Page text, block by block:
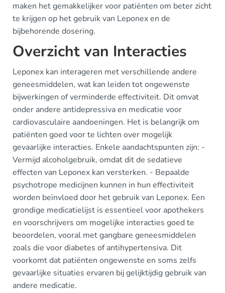
maken het gemakkelijker voor patiënten om beter zicht
te krijgen op het gebruik van Leponex en de
bijbehorende dosering.
Overzicht van Interacties
Leponex kan interageren met verschillende andere
geneesmiddelen, wat kan leiden tot ongewenste
bijwerkingen of verminderde effectiviteit. Dit omvat
onder andere antidepressiva en medicatie voor
cardiovasculaire aandoeningen. Het is belangrijk om
patiënten goed voor te lichten over mogelijk
gevaarlijke interacties. Enkele aandachtspunten zijn: -
Vermijd alcoholgebruik, omdat dit de sedatieve
effecten van Leponex kan versterken. - Bepaalde
psychotrope medicijnen kunnen in hun effectiviteit
worden beïnvloed door het gebruik van Leponex. Een
grondige medicatielijst is essentieel voor apothekers
en voorschrijvers om mogelijke interacties goed te
beoordelen, vooral met gangbare geneesmiddelen
zoals die voor diabetes of antihypertensiva. Dit
voorkomt dat patiënten ongewenste en soms zelfs
gevaarlijke situaties ervaren bij gelijktijdig gebruik van
andere medicatie.